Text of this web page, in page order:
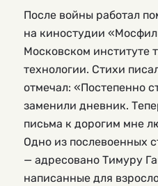
После войны работал
на киностудии
Московском институте
технологии. Стихи
отмечал: «Постепенно
заменили дневник.
письма к дорогим мне
Одно из послевоенных
— адресовано Тимуру
написанные для